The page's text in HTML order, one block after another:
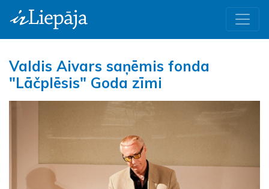
Valdis Aivars saņēmis fonda
"Lāčplēsis" Goda zīmi